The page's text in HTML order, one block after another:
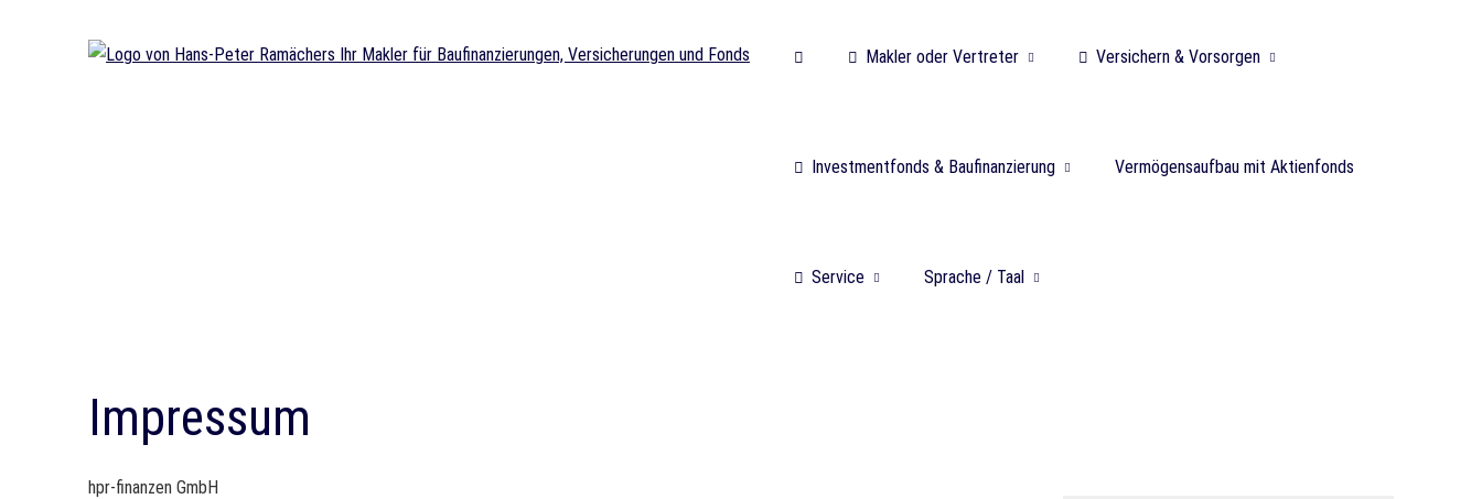
Makler oder Vertreter Versichern & Vorsorgen
Investmentfonds & Baufinanzierung Vermögensaufbau mit Aktienfonds
Service Sprache / Taal
Impressum
hpr-finanzen GmbH